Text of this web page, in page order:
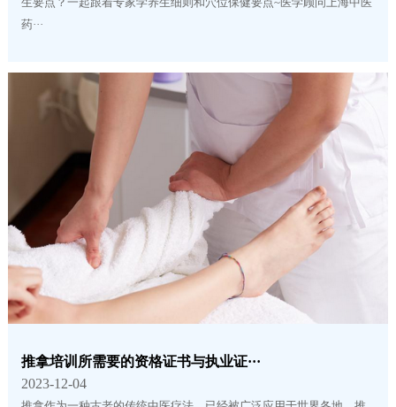
药···
推拿培训所需要的资格证书与执业证···
2023-12-04